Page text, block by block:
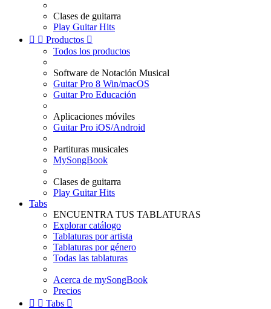
Clases de guitarra
Play Guitar Hits
  Productos 
Todos los productos
Software de Notación Musical
Guitar Pro 8 Win/macOS
Guitar Pro Educación
Aplicaciones móviles
Guitar Pro iOS/Android
Partituras musicales
MySongBook
Clases de guitarra
Play Guitar Hits
Tabs
ENCUENTRA TUS TABLATURAS
Explorar catálogo
Tablaturas por artista
Tablaturas por género
Todas las tablaturas
Acerca de mySongBook
Precios
  Tabs 